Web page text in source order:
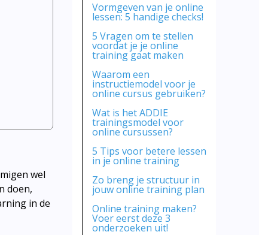
Vormgeven van je online
lessen: 5 handige checks!
5 Vragen om te stellen
voordat je je online
training gaat maken
Waarom een
instructiemodel voor je
online cursus gebruiken?
Wat is het ADDIE
trainingsmodel voor
online cursussen?
5 Tips voor betere lessen
in je online training
Zo breng je structuur in
jouw online training plan
Online training maken?
Voer eerst deze 3
onderzoeken uit!
wel
doen,
in de